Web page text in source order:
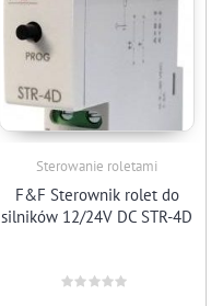
Sterowanie roletami
F&F Sterownik rolet do
silników 12/24V DC STR-4D